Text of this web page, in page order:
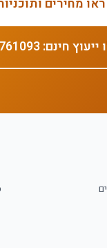
ראו מחירים
חינם: 03-3761093